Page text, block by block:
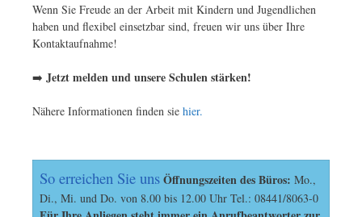
Wenn Sie Freude an der Arbeit mit Kindern und Jugendlichen
haben und flexibel einsetzbar sind, freuen wir uns über Ihre
Kontaktaufnahme!
➡️ Jetzt melden und unsere Schulen stärken!
Nähere Informationen finden sie hier.
So erreichen Sie unsÖffnungszeiten des Büros: Mo.,
Di., Mi. und Do. von 8.00 bis 12.00 Uhr Tel.: 08441/8063-0